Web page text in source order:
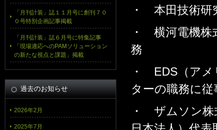
・ 本田技術研
・ 横河電機株
務
・ EDS（アメ
ターの職務に従
・ ザムソン株
「月刊計装」誌１１月号に創刊７０
０号特別企画記事掲載
「月刊計装」誌６月号に特集記事
「現場適応へのPAMソリューション
の新たな視点と課題」掲載
過去のお知らせ
2026年2月
2025年7月